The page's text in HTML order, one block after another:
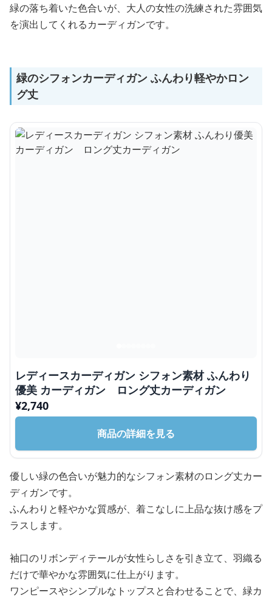
緑の落ち着いた色合いが、大人の女性の洗練された雰囲気
を演出してくれるカーディガンです。
緑のシフォンカーディガン ふんわり軽やかロン
グ丈
レディースカーディガン シフォン素材 ふんわり
優美 カーディガン ロング丈カーディガン
¥2,740
商品の詳細を見る
優しい緑の色合いが魅力的なシフォン素材のロング丈カー
ディガンです。
ふんわりと軽やかな質感が、着こなしに上品な抜け感をプ
ラスします。
袖口のリボンディテールが女性らしさを引き立て、羽織る
だけで華やかな雰囲気に仕上がります。
ワンピースやシンプルなトップスと合わせることで、緑カ